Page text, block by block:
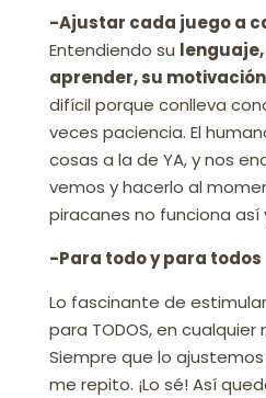
-Ajustar cada juego a
Entendiendo su
aprender, su
difícil porque conlleva
veces paciencia. El
cosas a la de YA, y nos
vemos y hacerlo al
piracanes no funciona
-Para todo y para todos
Lo fascinante de
para TODOS, en
Siempre que lo
me repito. ¡Lo sé! Así